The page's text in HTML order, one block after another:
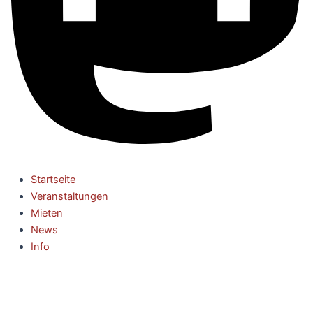
Startseite
Veranstaltungen
Mieten
News
Info